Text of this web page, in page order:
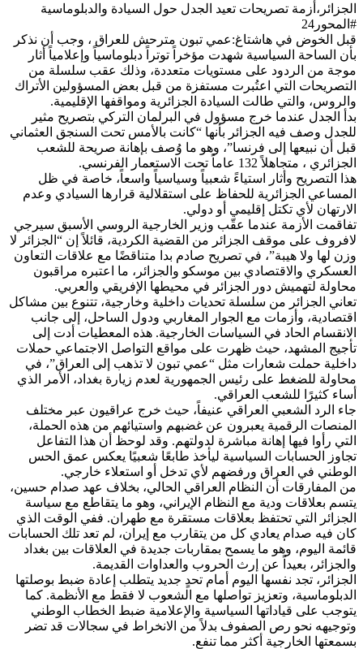
الجزائر،أزمة تصريحات تعيد الجدل حول السيادة والدبلوماسية
#المحور24
قبل الخوض في هاشتاغ:عمي تبون مترحش للعراق ، وجب أن نذكر
بأن الساحة السياسية شهدت مؤخراً توتراً دبلوماسياً وإعلامياً أثار
موجة من الردود على مستويات متعددة، وذلك عقب سلسلة من
التصريحات التي اعتُبرت مستفزة من قبل بعض المسؤولين الأتراك
والروس، والتي طالت السيادة الجزائرية ومواقفها الإقليمية.
بدأ الجدل عندما خرج مسؤول في البرلمان التركي بتصريح مثير
للجدل وصف فيه الجزائر بأنها “كانت بالأمس تحت السنجق العثماني
قبل أن نبيعها إلى فرنسا”، وهو ما وُصف بإهانة صريحة للشعب
الجزائري ، متجاهلاً 132 عاماً تحت الاستعمار الفرنسي.
هذا التصريح وأثار استياءً شعبياً وسياسياً واسعاً، خاصة في ظل
المساعي الجزائرية للحفاظ على استقلالية قرارها السيادي وعدم
الارتهان لأي تكتل إقليمي أو دولي.
تفاقمت الأزمة عندما عقّب وزير الخارجية الروسي الأسبق سيرجي
لافروف على موقف الجزائر من القضية الكردية، قائلاً إن “الجزائر لا
وزن لها ولا هيبة”، في تصريح صادم بدا متناقضًا مع علاقات التعاون
العسكري والاقتصادي بين موسكو والجزائر، ما اعتبره مراقبون
محاولة لتهميش دور الجزائر في محيطها الإفريقي والعربي.
تعاني الجزائر من سلسلة تحديات داخلية وخارجية، تتنوع بين مشاكل
اقتصادية، وأزمات مع الجوار المغاربي ودول الساحل، إلى جانب
الانقسام الحاد في السياسات الخارجية. هذه المعطيات أدت إلى
تأجيج المشهد، حيث ظهرت على مواقع التواصل الاجتماعي حملات
داخلية حملت شعارات مثل “عمي تبون لا تذهب إلى العراق”، في
محاولة للضغط على رئيس الجمهورية لعدم زيارة بغداد، الأمر الذي
أساء كثيرًا للشعب العراقي.
جاء الرد الشعبي العراقي عنيفاً، حيث خرج عراقيون عبر مختلف
المنصات الرقمية يعبرون عن غضبهم واستيائهم من هذه الحملة،
التي رأوا فيها إهانة مباشرة لدولتهم. وقد لوحظ أن هذا التفاعل
تجاوز الحسابات السياسية ليأخذ طابعًا شعبيًا يعكس عمق الحس
الوطني في العراق ورفضهم لأي تدخل أو استعلاء خارجي.
من المفارقات أن النظام العراقي الحالي، بخلاف عهد صدام حسين،
يتسم بعلاقات ودية مع النظام الإيراني، وهو ما يتقاطع مع سياسة
الجزائر التي تحتفظ بعلاقات مستقرة مع طهران. ففي الوقت الذي
كان فيه صدام يعادي كل من يتقارب مع إيران، لم تعد تلك الحسابات
قائمة اليوم، وهو ما يسمح بمقاربات جديدة في العلاقات بين بغداد
والجزائر، بعيداً عن إرث الحروب والعداوات القديمة.
الجزائر، تجد نفسها اليوم أمام تحدٍ جديد يتطلب إعادة ضبط بوصلتها
الدبلوماسية، وتعزيز تواصلها مع الشعوب لا فقط مع الأنظمة. كما
يتوجب على قياداتها السياسية والإعلامية ضبط الخطاب الوطني
وتوجيهه نحو رص الصفوف بدلاً من الانخراط في سجالات قد تضر
بسمعتها الخارجية أكثر مما تنفع.